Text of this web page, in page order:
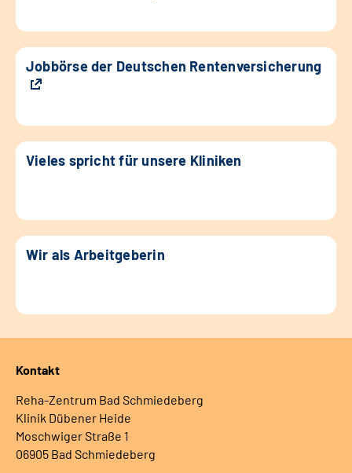
Jobbörse der Deutschen Rentenversicherung
Vieles spricht für unsere Kliniken
Wir als Arbeitgeberin
Kontakt
Reha-Zentrum Bad Schmiedeberg
Klinik Dübener Heide
Moschwiger Straße 1
06905 Bad Schmiedeberg